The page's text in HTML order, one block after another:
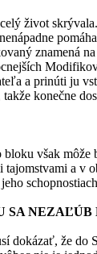
život
znamená
a prinúti ju
konečne
však môže
tajomstvami a v
SA NEZAĽÚB
dokázať, že do